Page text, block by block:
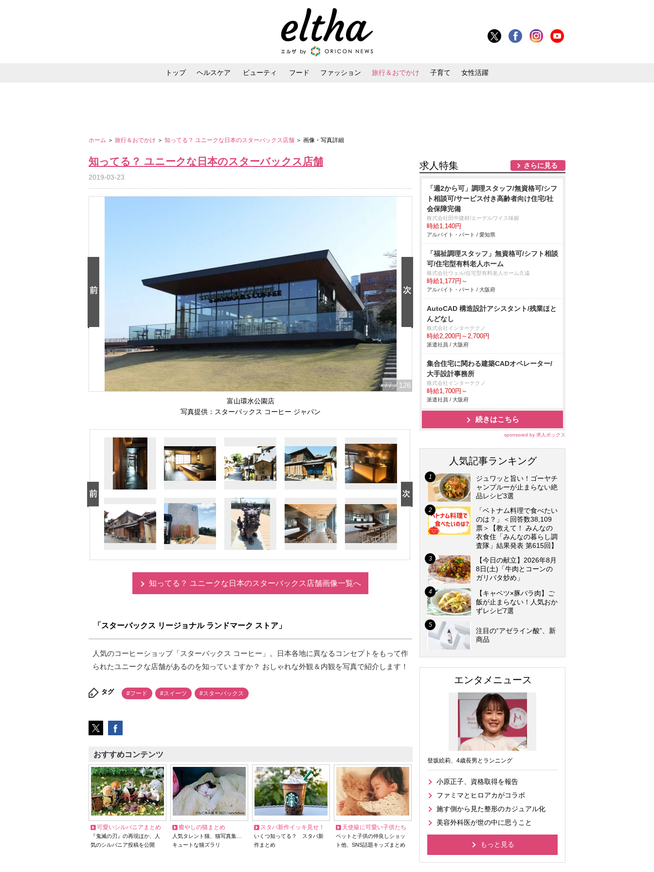
トップ ヘルスケア ビューティ フード ファッション 旅行＆おでかけ 子育て 女性活躍
ホーム ＞ 旅行＆おでかけ ＞ 知ってる？ ユニークな日本のスターバックス店舗 ＞ 画像・写真詳細
知ってる？ ユニークな日本のスターバックス店舗
2019-03-23
77／126
富山環水公園店
写真提供：スターバックス コーヒー ジャパン
知ってる？ ユニークな日本のスターバックス店舗画像一覧へ
「スターバックス リージョナル ランドマーク ストア」
人気のコーヒーショップ「スターバックス コーヒー」。日本各地に異なるコンセプトをもって作
られたユニークな店舗があるのを知っていますか？ おしゃれな外観＆内観を写真で紹介します！
タグ #フード #スイーツ #スターバックス
おすすめコンテンツ
可愛いシルバニアまとめ
『鬼滅の刃』の再現ほか、人
気のシルバニア投稿を公開
癒やしの猫まとめ
人気タレント猫、猫写真集…
キュートな猫ズラリ
スタバ新作イッキ見せ！
いくつ知ってる？ スタバ新
作まとめ
天使級に可愛い子供たち
ペットと子供の仲良しショッ
ト他、SNS話題キッズまとめ
求人特集 さらに見る
「週2から可」調理スタッフ/無資格可/シフ
ト相談可/サービス付き高齢者向け住宅/社
会保障完備
株式会社田中建材/エーデルワイス味鋺
時給1,140円
アルバイト・パート / 愛知県
「福祉調理スタッフ」無資格可/シフト相談
可/住宅型有料老人ホーム
株式会社ウェル/住宅型有料老人ホーム久遠
時給1,177円～
アルバイト・パート / 大阪府
AutoCAD 構造設計アシスタント/残業ほと
んどなし
株式会社インターテクノ
時給2,200円～2,700円
派遣社員 / 大阪府
集合住宅に関わる建築CADオペレーター/
大手設計事務所
株式会社インターテクノ
時給1,700円～
派遣社員 / 大阪府
続きはこちら
sponsored by 求人ボックス
人気記事ランキング
ジュワッと旨い！ゴーヤチ
ャンプルーが止まらない絶
品レシピ3選
「ベトナム料理で食べたい
のは？」＜回答数38,109
票＞【教えて！ みんなの
衣食住「みんなの暮らし調
査隊」結果発表 第615回】
【今日の献立】2026年8月
8日(土)「牛肉とコーンの
ガリバタ炒め」
【キャベツ×豚バラ肉】ご
飯が止まらない！人気おか
ずレシピ7選
注目の“アゼライン酸”、新
商品
エンタメニュース
登坂絵莉、4歳長男とランニング
小原正子、資格取得を報告
ファミマとヒロアカがコラボ
施す側から見た整形のカジュアル化
美容外科医が世の中に思うこと
もっと見る